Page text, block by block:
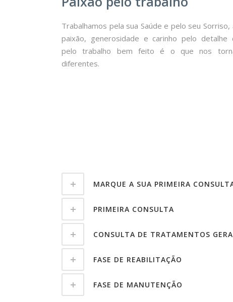
Trabalhamos pela sua Saúde e pelo seu Sorriso,
paixão, generosidade e carinho pelo detalhe
pelo trabalho bem feito é o que nos
diferentes.
MARQUE A SUA PRIMEIRA
PRIMEIRA CONSULTA
CONSULTA DE TRATAMENTOS
FASE DE REABILITAÇÃO
FASE DE MANUTENÇÃO